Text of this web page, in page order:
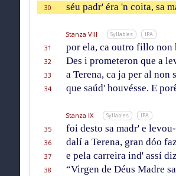
30
séu padr' éra 'n coita, sa
Stanza VIII Syllables IPA
31 por ela, ca outro fillo non
32
Des i prometeron que a
33
a Terena, ca ja per al non
34
que saúd' houvésse. E
Stanza IX Syllables IPA
35 foi desto sa madr' e
36
dalí a Terena, gran dóo
37
e pela carreira ind' assí
38
“Virgen de Déus Madre